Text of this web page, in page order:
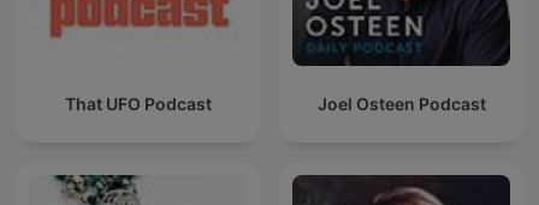
That UFO Podcast Joel Osteen Podcast